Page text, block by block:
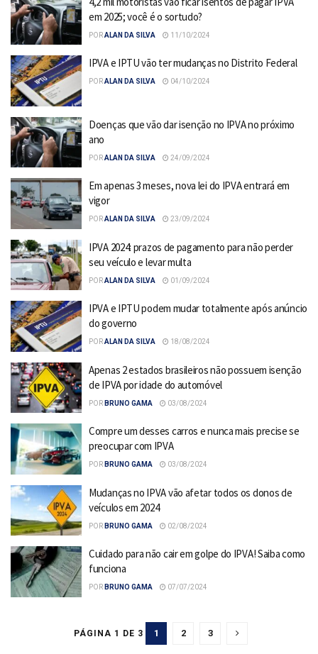
em 2025; você é o sortudo?
PORALAN DA SILVA 11/10/2024
IPVA e IPTU vão ter mudanças no Distrito Federal
PORALAN DA SILVA 04/10/2024
Doenças que vão dar isenção no IPVA no próximo
ano
PORALAN DA SILVA 24/09/2024
Em apenas 3 meses, nova lei do IPVA entrará em
vigor
PORALAN DA SILVA 23/09/2024
IPVA 2024: prazos de pagamento para não perder
seu veículo e levar multa
PORALAN DA SILVA 01/09/2024
IPVA e IPTU podem mudar totalmente após anúncio
do governo
PORALAN DA SILVA 18/08/2024
Apenas 2 estados brasileiros não possuem isenção
de IPVA por idade do automóvel
POR BRUNO GAMA 03/08/2024
Compre um desses carros e nunca mais precise se
preocupar com IPVA
POR BRUNO GAMA 03/08/2024
Mudanças no IPVA vão afetar todos os donos de
veículos em 2024
POR BRUNO GAMA 02/08/2024
Cuidado para não cair em golpe do IPVA! Saiba como
funciona
POR BRUNO GAMA 07/07/2024
PÁGINA 1 DE 3 1 2 3